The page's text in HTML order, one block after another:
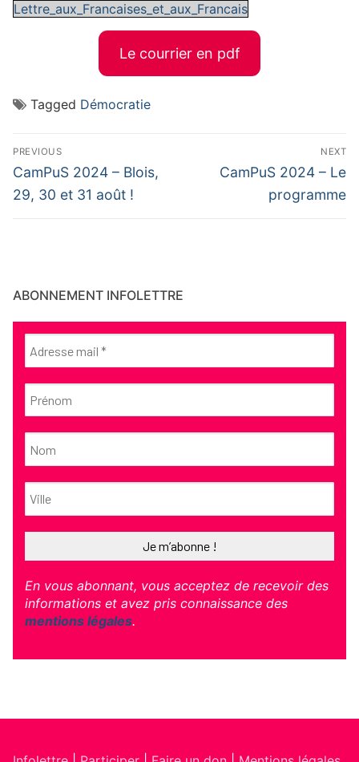
Lettre_aux_Francaises_et_aux_Francais
Le courrier en pdf
Tagged Démocratie
Navigation
de
l’article
PREVIOUS
Previous
post:
CamPuS 2024 – Blois,
29, 30 et 31 août !
NEXT
Next
CamPuS 2024 – Le
programme
ABONNEMENT INFOLETTRE
En vous abonnant, vous acceptez de recevoir des
informations et avez pris connaissance des
mentions légales.